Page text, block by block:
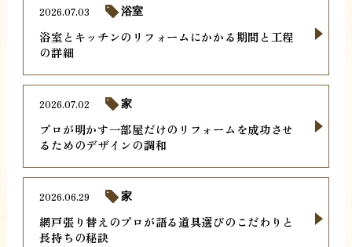
浴室とキッチンのリフォームにかかる期間と工程
の詳細
2026.07.03 浴室
プロが明かす一部屋だけのリフォームを成功させ
るためのデザインの調和
2026.07.02 家
網戸張り替えのプロが語る道具選びのこだわりと
長持ちの秘訣
2026.06.29 家